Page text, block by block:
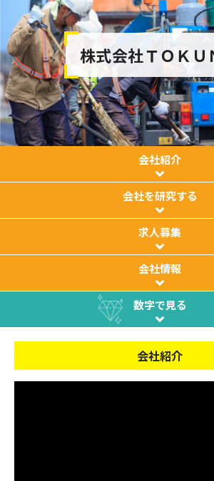
株式会社ＴＯＫＵ
会社紹介
会社を研究する
求人募集
会社情報
数字で見る
会社紹介